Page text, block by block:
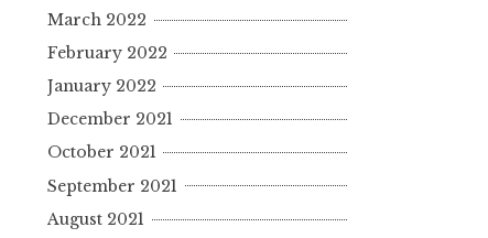
March 2022
February 2022
January 2022
December 2021
October 2021
September 2021
August 2021